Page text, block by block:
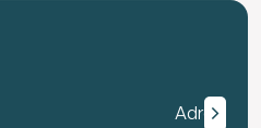
Adresse